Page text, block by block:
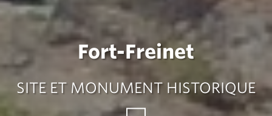
Fort-Freinet
SITE ET MONUMENT HISTORIQUE